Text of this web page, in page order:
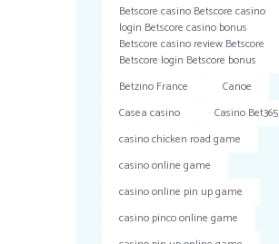
Betscore casino Betscore casino
login Betscore casino bonus
Betscore casino review Betscore
Betscore login Betscore bonus
Betzino France
Canoe
Casea casino
Casino Bet365
casino chicken road game
casino online game
casino online pin up game
casino pinco online game